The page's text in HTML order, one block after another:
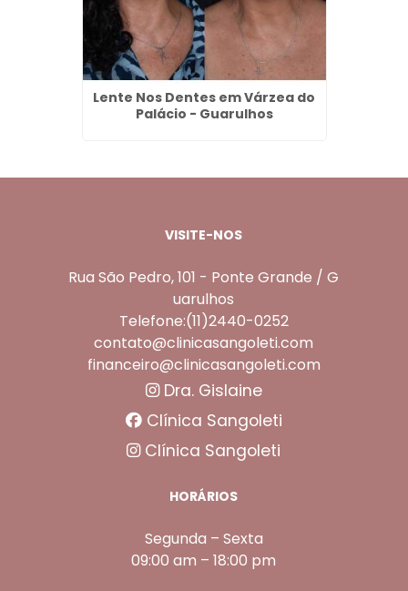
Lente Nos Dentes em Várzea do
Palácio - Guarulhos
VISITE-NOS
Rua São Pedro, 101 - Ponte Grande / G
uarulhos
Telefone:(11)2440-0252
contato@clinicasangoleti.com
financeiro@clinicasangoleti.com
Dra. Gislaine
Clínica Sangoleti
Clínica Sangoleti
HORÁRIOS
Segunda – Sexta
09:00 am – 18:00 pm